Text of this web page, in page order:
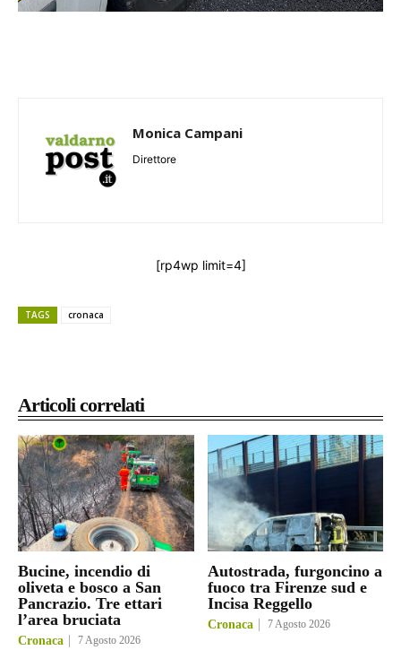
Articoli correlati
Bucine, incendio di
oliveta e bosco a San
Pancrazio. Tre ettari
l’area bruciata
Cronaca 7 Agosto 2026
Autostrada, furgoncino a
fuoco tra Firenze sud e
Incisa Reggello
Cronaca 7 Agosto 2026
Monica Campani
Direttore
[rp4wp limit=4]
TAGS cronaca